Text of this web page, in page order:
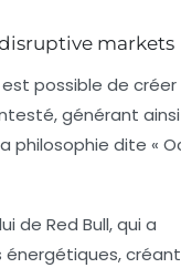
markets
possible de créer
générant
philosophie dite «
de Red Bull, qui a